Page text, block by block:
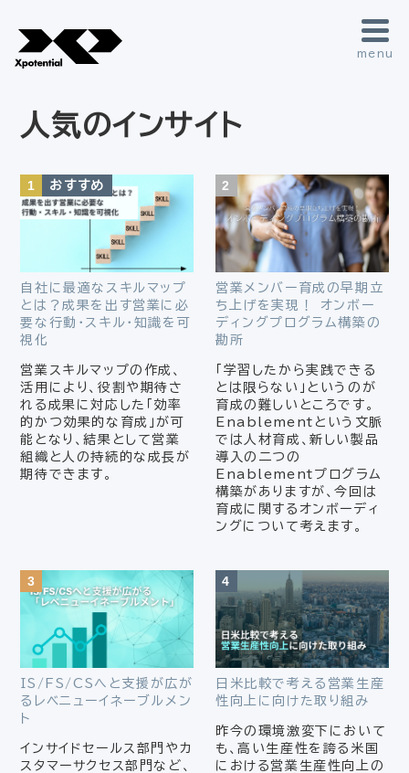
menu
人気のインサイト
自社に最適なスキルマップ
とは？成果を出す営業に必
要な行動・スキル・知識を可
視化
営業スキルマップの作成、
活用により、役割や期待さ
れる成果に対応した「効率
的かつ効果的な育成」が可
能となり、結果として営業
組織と人の持続的な成長が
期待できます。
営業メンバー育成の早期立
ち上げを実現！ オンボー
ディングプログラム構築の
勘所
「学習したから実践できる
とは限らない」というのが
育成の難しいところです。
Enablementという文脈
では人材育成、新しい製品
導入の二つの
Enablementプログラム
構築がありますが、今回は
育成に関するオンボーディ
ングについて考えます。
IS/FS/CSへと支援が広が
るレベニューイネーブルメン
ト
インサイドセールス部門やカ
スタマーサクセス部門など、
日米比較で考える営業生産
性向上に向けた取り組み
昨今の環境激変下において
も、高い生産性を誇る米国
における営業生産性向上の